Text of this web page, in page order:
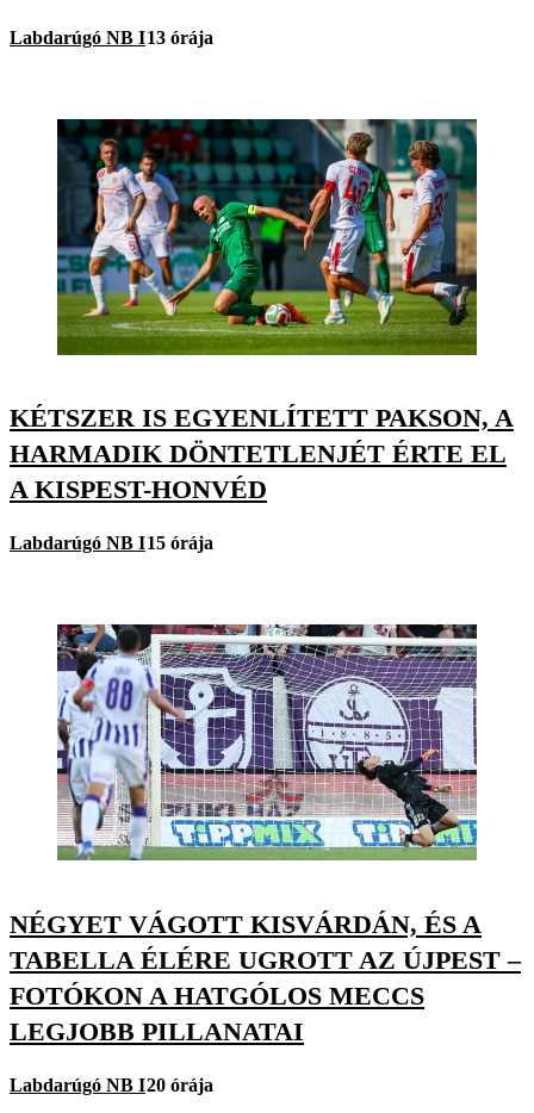
Labdarúgó NB I13 órája
KÉTSZER IS EGYENLÍTETT PAKSON, A
HARMADIK DÖNTETLENJÉT ÉRTE EL
A KISPEST-HONVÉD
Labdarúgó NB I15 órája
NÉGYET VÁGOTT KISVÁRDÁN, ÉS A
TABELLA ÉLÉRE UGROTT AZ ÚJPEST –
FOTÓKON A HATGÓLOS MECCS
LEGJOBB PILLANATAI
Labdarúgó NB I20 órája